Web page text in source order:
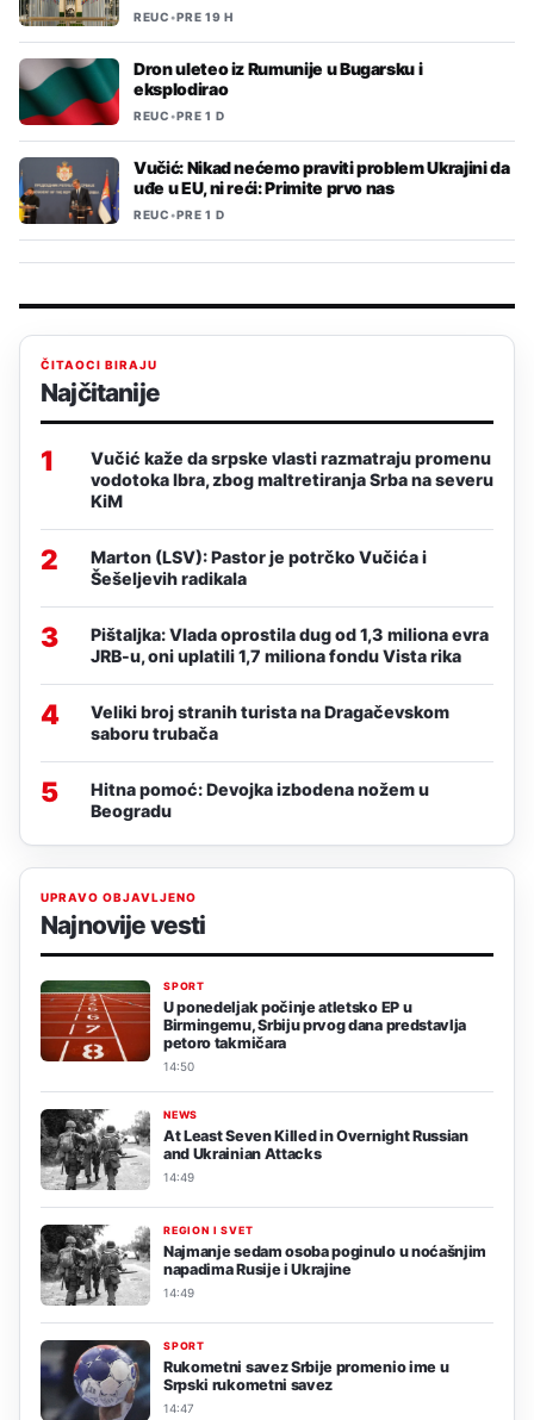
REUC•PRE 19 H
Dron uleteo iz Rumunije u Bugarsku i
eksplodirao
REUC•PRE 1 D
Vučić: Nikad nećemo praviti problem Ukrajini da
uđe u EU, ni reći: Primite prvo nas
REUC•PRE 1 D
ČITAOCI BIRAJU
Najčitanije
1
Vučić kaže da srpske vlasti razmatraju promenu
vodotoka Ibra, zbog maltretiranja Srba na severu
KiM
2
Marton (LSV): Pastor je potrčko Vučića i
Šešeljevih radikala
3
Pištaljka: Vlada oprostila dug od 1,3 miliona evra
JRB-u, oni uplatili 1,7 miliona fondu Vista rika
4
Veliki broj stranih turista na Dragačevskom
saboru trubača
5
Hitna pomoć: Devojka izbodena nožem u
Beogradu
UPRAVO OBJAVLJENO
Najnovije vesti
SPORT
U ponedeljak počinje atletsko EP u
Birmingemu, Srbiju prvog dana predstavlja
petoro takmičara
14:50
NEWS
At Least Seven Killed in Overnight Russian
and Ukrainian Attacks
14:49
REGION I SVET
Najmanje sedam osoba poginulo u noćašnjim
napadima Rusije i Ukrajine
14:49
SPORT
Rukometni savez Srbije promenio ime u
Srpski rukometni savez
14:47